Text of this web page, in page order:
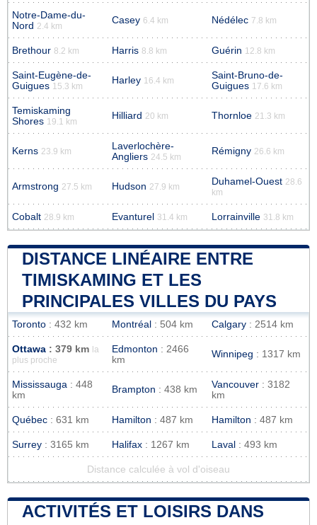
Notre-Dame-du-
Nord 2.4 km
Casey 6.4 km Nédélec 7.8 km
Brethour 8.2 km Harris 8.8 km Guérin 12.8 km
Saint-Eugène-de-
Guigues 15.3 km
Harley 16.4 km
Saint-Bruno-de-
Guigues 17.6 km
Temiskaming
Shores 19.1 km
Hilliard 20 km Thornloe 21.3 km
Kerns 23.9 km
Laverlochère-
Angliers 24.5 km
Rémigny 26.6 km
Armstrong 27.5 km Hudson 27.9 km Duhamel-Ouest 28.6
km
Cobalt 28.9 km Evanturel 31.4 km Lorrainville 31.8 km
DISTANCE LINÉAIRE ENTRE
TIMISKAMING ET LES
PRINCIPALES VILLES DU PAYS
Toronto : 432 km Montréal : 504 km Calgary : 2514 km
Ottawa : 379 km
la
plus proche
Edmonton : 2466
km
Winnipeg : 1317 km
Mississauga : 448
km
Brampton : 438 km Vancouver : 3182
km
Québec : 631 km Hamilton : 487 km Hamilton : 487 km
Surrey : 3165 km Halifax : 1267 km Laval : 493 km
Distance calculée à vol d'oiseau
ACTIVITÉS ET LOISIRS DANS